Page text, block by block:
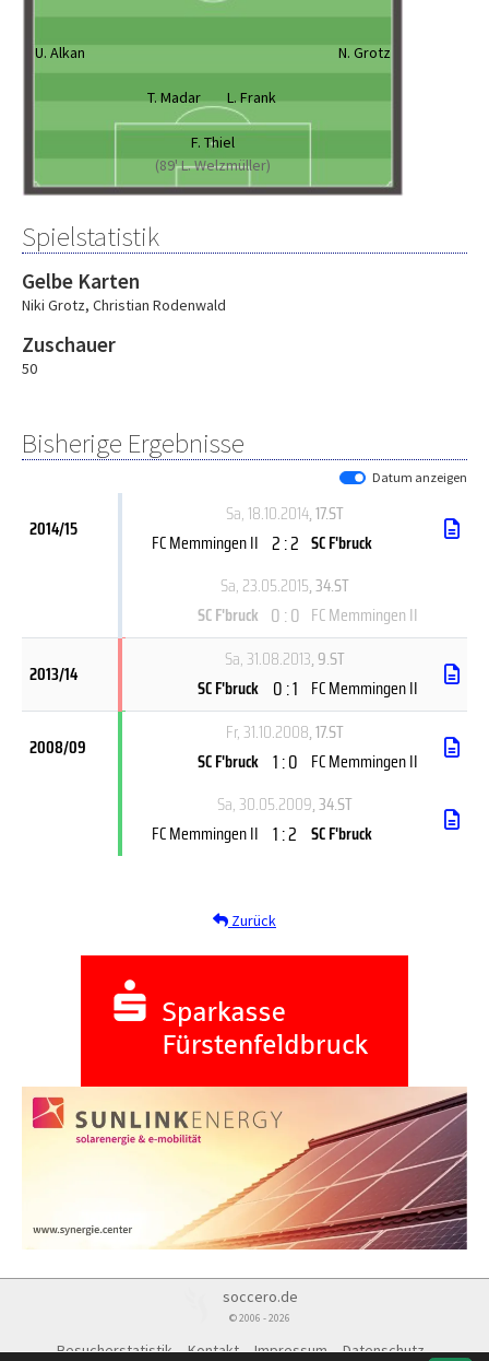
U. Alkan N. Grotz
T. Madar L. Frank
F. Thiel
(89' L. Welzmüller)
Spielstatistik
Gelbe Karten
Niki Grotz, Christian Rodenwald
Zuschauer
50
Bisherige Ergebnisse
Datum anzeigen
2014/15
Sa, 18.10.2014, 17.ST
FC Memmingen II 2 : 2 SC F'bruck
Sa, 23.05.2015, 34.ST
SC F'bruck 0 : 0 FC Memmingen II
2013/14
Sa, 31.08.2013, 9.ST
SC F'bruck 0 : 1 FC Memmingen II
2008/09
Fr, 31.10.2008, 17.ST
SC F'bruck 1 : 0 FC Memmingen II
Sa, 30.05.2009, 34.ST
FC Memmingen II 1 : 2 SC F'bruck
Zurück
soccero.de
© 2006 - 2026
Besucherstatistik Kontakt Impressum Datenschutz